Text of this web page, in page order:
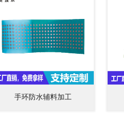
手环防水辅料加工